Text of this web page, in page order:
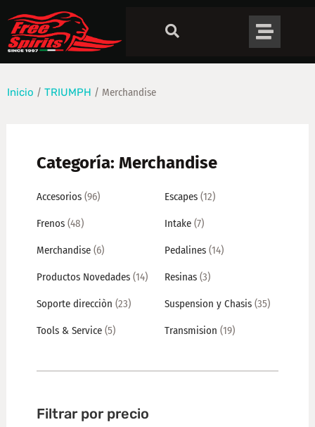
Inicio / TRIUMPH / Merchandise
Categoría: Merchandise
Accesorios (96) Escapes (12)
Frenos (48) Intake (7)
Merchandise (6) Pedalines (14)
Productos Novedades (14) Resinas (3)
Soporte direcciòn (23) Suspension y Chasis (35)
Tools & Service (5) Transmision (19)
Filtrar por precio